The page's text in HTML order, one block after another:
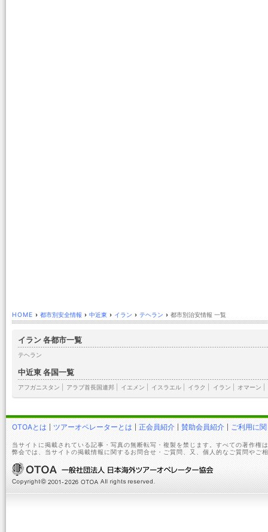
HOME › 都市別安全情報 › 中近東 › イラン › テヘラン › 都市別治安情報 一覧
イラン 各都市一覧
テヘラン
中近東 各国一覧
アフガニスタン アラブ首長国連邦 イエメン イスラエル イラク イラン オマーン
OTOAとは ツアーオペレーターとは 正会員紹介 賛助会員紹介 ご利用に
当サイトに掲載されている記事・写真の無断転写・複製を禁じます。すべての著作権
弊会では、当サイトの掲載情報に関するお問合せ・ご質問、又、個人的なご質問やご